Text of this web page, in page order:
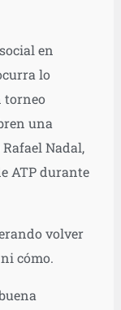
en
lo
torneo
una
Nadal,
ATP durante
volver
cómo.